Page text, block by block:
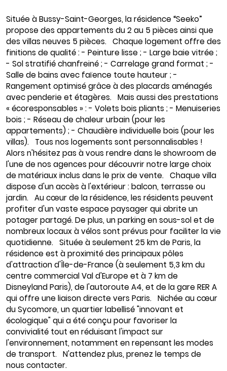
Située à Bussy-Saint-Georges, la résidence “Seeko”
propose des appartements du 2 au 5 pièces ainsi que
des villas neuves 5 pièces. Chaque logement offre des
finitions de qualité : - Peinture lisse ; - Large baie vitrée ;
- Sol stratifié chanfreiné ; - Carrelage grand format ; -
Salle de bains avec faïence toute hauteur ; -
Rangement optimisé grâce à des placards aménagés
avec penderie et étagères. Mais aussi des prestations
« écoresponsables » : - Volets bois pliants ; - Menuiseries
bois ; - Réseau de chaleur urbain (pour les
appartements) ; - Chaudière individuelle bois (pour les
villas). Tous nos logements sont personnalisables !
Alors n'hésitez pas à vous rendre dans le showroom de
l'une de nos agences pour découvrir notre large choix
de matériaux inclus dans le prix de vente. Chaque villa
dispose d'un accès à l'extérieur : balcon, terrasse ou
jardin. Au cœur de la résidence, les résidents peuvent
profiter d'un vaste espace paysager qui abrite un
potager partagé. De plus, un parking en sous-sol et de
nombreux locaux à vélos sont prévus pour faciliter la vie
quotidienne. Située à seulement 25 km de Paris, la
résidence est à proximité des principaux pôles
d'attraction d'Île-de-France (à seulement 5,3 km du
centre commercial Val d'Europe et à 7 km de
Disneyland Paris), de l'autoroute A4, et de la gare RER A
qui offre une liaison directe vers Paris. Nichée au cœur
du Sycomore, un quartier labellisé "innovant et
écologique" qui a été conçu pour favoriser la
convivialité tout en réduisant l'impact sur
l'environnement, notamment en repensant les modes
de transport. N'attendez plus, prenez le temps de
nous contacter.